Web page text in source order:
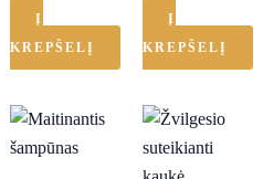
Į
KREPŠELĮ
Į
KREPŠELĮ